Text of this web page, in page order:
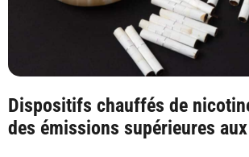
Dispositifs chauffés de
des émissions supérieures